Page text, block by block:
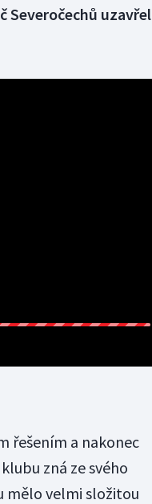
Severočechů uzavřel
řešením a nakonec
zná ze svého
mělo velmi složitou